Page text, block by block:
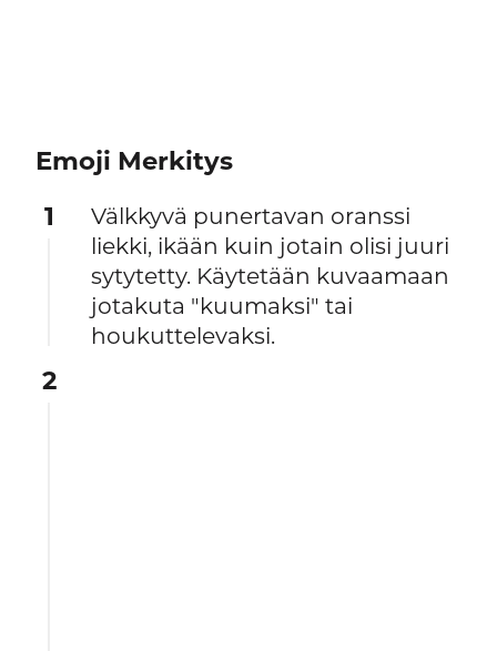
Emoji Merkitys
1
Välkkyvä punertavan oranssi
liekki, ikään kuin jotain olisi juuri
sytytetty. Käytetään kuvaamaan
jotakuta "kuumaksi" tai
houkuttelevaksi.
2